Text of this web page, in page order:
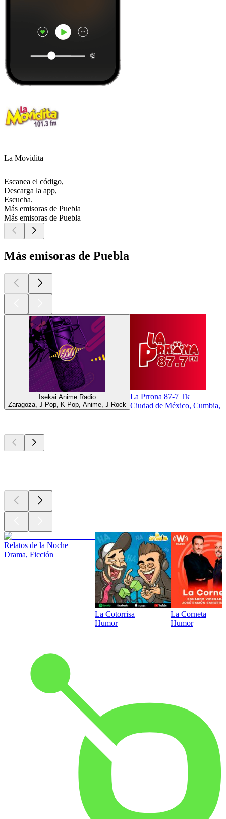
La Movidita
Escanea el código,
Descarga la app,
Escucha.
Más emisoras de Puebla
Más emisoras de Puebla
Más emisoras de Puebla
Isekai Anime Radio
Zaragoza, J-Pop, K-Pop, Anime, J-Rock
La Prrona 87-7 Tk
Ciudad de México, Cumbia,
Relatos de la Noche
Drama, Ficción
La Cotorrisa
Humor
La Corneta
Humor